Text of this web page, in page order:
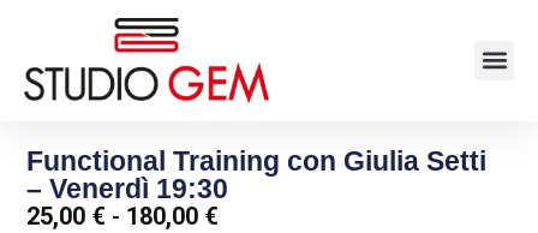
Functional Training con Giulia Setti
– Venerdì 19:30
25,00 € - 180,00 €